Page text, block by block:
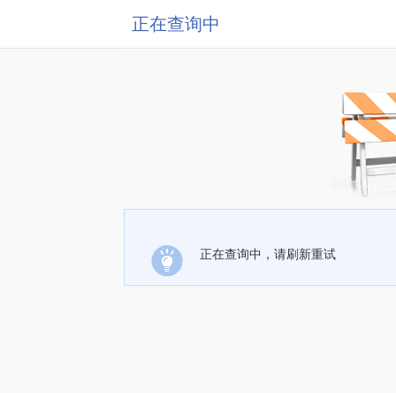
正在查询中
正在查询中，请刷新重试